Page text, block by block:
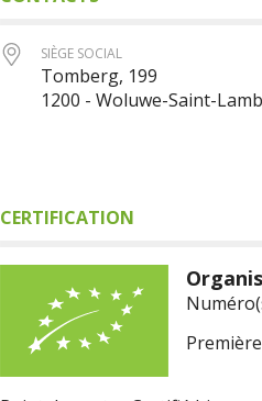
SIÈGE SOCIAL
Tomberg, 199
1200 - Woluwe-Saint-
CERTIFICATION